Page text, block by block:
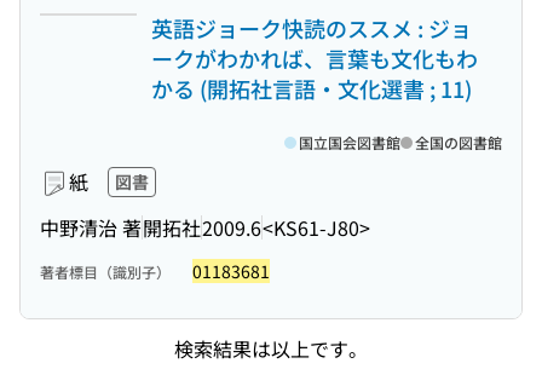
英語ジョーク快読のススメ : ジョ
ークがわかれば、言葉も文化もわ
かる (開拓社言語・文化選書 ; 11)
紙 図書
中野清治 著開拓社2009.6<KS61-J80>
国立国会図書館 全国の図書館
著者標目（識別子） 01183681
検索結果は以上です。